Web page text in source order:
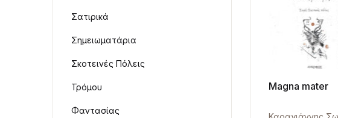
Magna mater
Σατιρικά
Σημειωματάρια
Σκοτεινές Πόλεις
Τρόμου
Φαντασίας